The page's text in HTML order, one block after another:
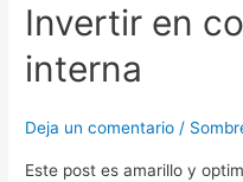
Invertir en
interna
Deja un comentario /
Este post es amarillo y
comunicación